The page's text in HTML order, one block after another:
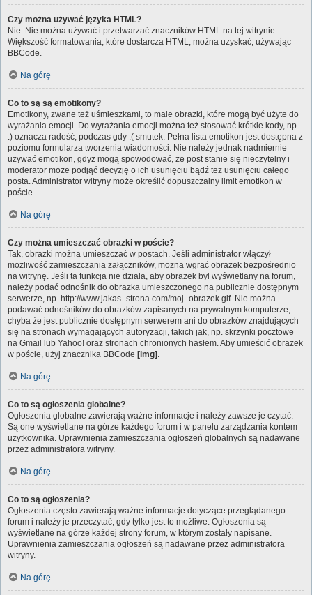
Czy można używać języka HTML?
Nie. Nie można używać i przetwarzać znaczników HTML na tej witrynie.
Większość formatowania, które dostarcza HTML, można uzyskać, używając
BBCode.
Na górę
Co to są są emotikony?
Emotikony, zwane też uśmieszkami, to małe obrazki, które mogą być użyte do
wyrażania emocji. Do wyrażania emocji można też stosować krótkie kody, np.
:) oznacza radość, podczas gdy :( smutek. Pełna lista emotikon jest dostępna z
poziomu formularza tworzenia wiadomości. Nie należy jednak nadmiernie
używać emotikon, gdyż mogą spowodować, że post stanie się nieczytelny i
moderator może podjąć decyzję o ich usunięciu bądź też usunięciu całego
posta. Administrator witryny może określić dopuszczalny limit emotikon w
poście.
Na górę
Czy można umieszczać obrazki w poście?
Tak, obrazki można umieszczać w postach. Jeśli administrator włączył
możliwość zamieszczania załączników, można wgrać obrazek bezpośrednio
na witrynę. Jeśli ta funkcja nie działa, aby obrazek był wyświetlany na forum,
należy podać odnośnik do obrazka umieszczonego na publicznie dostępnym
serwerze, np. http://www.jakas_strona.com/moj_obrazek.gif. Nie można
podawać odnośników do obrazków zapisanych na prywatnym komputerze,
chyba że jest publicznie dostępnym serwerem ani do obrazków znajdujących
się na stronach wymagających autoryzacji, takich jak, np. skrzynki pocztowe
na Gmail lub Yahoo! oraz stronach chronionych hasłem. Aby umieścić obrazek
w poście, użyj znacznika BBCode [img] .
Na górę
Co to są ogłoszenia globalne?
Ogłoszenia globalne zawierają ważne informacje i należy zawsze je czytać.
Są one wyświetlane na górze każdego forum i w panelu zarządzania kontem
użytkownika. Uprawnienia zamieszczania ogłoszeń globalnych są nadawane
przez administratora witryny.
Na górę
Co to są ogłoszenia?
Ogłoszenia często zawierają ważne informacje dotyczące przeglądanego
forum i należy je przeczytać, gdy tylko jest to możliwe. Ogłoszenia są
wyświetlane na górze każdej strony forum, w którym zostały napisane.
Uprawnienia zamieszczania ogłoszeń są nadawane przez administratora
witryny.
Na górę